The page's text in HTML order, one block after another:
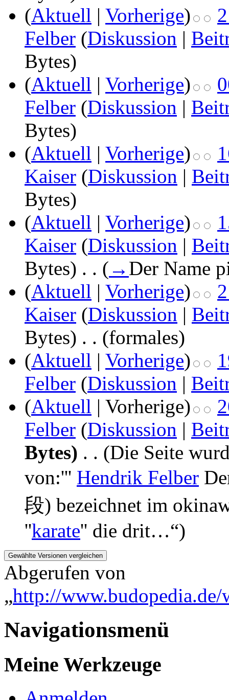
(Aktuell | Vorherige)
Felber (Diskussion |
Bytes)
(Aktuell | Vorherige)
Felber (Diskussion |
Bytes)
(Aktuell | Vorherige)
Kaiser (Diskussion |
Bytes)
(Aktuell | Vorherige)
Kaiser (Diskussion |
Bytes) . . ( → Der Name
(Aktuell | Vorherige)
Kaiser (Diskussion |
Bytes) . . (formales)
(Aktuell | Vorherige)
Felber (Diskussion |
(Aktuell | Vorherige)
Felber (Diskussion |
Bytes) . . (Die Seite
von:''' Hendrik Felber
段) bezeichnet im
''karate'' die drit…“)
Abgerufen von
„http://www.budopedia.de/
Navigationsmenü
Meine Werkzeuge